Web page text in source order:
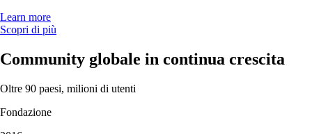
Learn more
Scopri di più
Community globale in continua crescita
Oltre 90 paesi, milioni di utenti
Fondazione